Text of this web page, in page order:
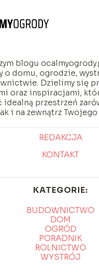
blogu
o domu, ogrodzie,
Dzielimy się
oraz inspiracjami,
idealną przestrzeń
i na zewnątrz
REDAKCJA
KONTAKT
KATEGORIE:
BUDOWNICTWO
DOM
OGRÓD
PORADNIK
ROLNICTWO
WYSTRÓJ